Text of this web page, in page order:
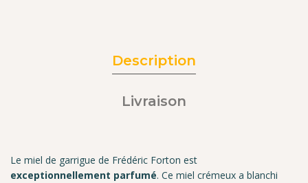
Description
Livraison
Le miel de garrigue de Frédéric Forton est
exceptionnellement parfumé. Ce miel crémeux a blanchi